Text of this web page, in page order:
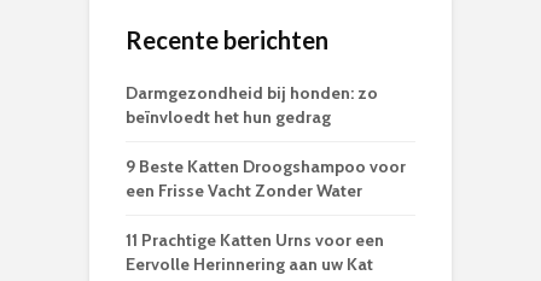
Recente berichten
Darmgezondheid bij honden: zo
beïnvloedt het hun gedrag
9 Beste Katten Droogshampoo voor
een Frisse Vacht Zonder Water
11 Prachtige Katten Urns voor een
Eervolle Herinnering aan uw Kat